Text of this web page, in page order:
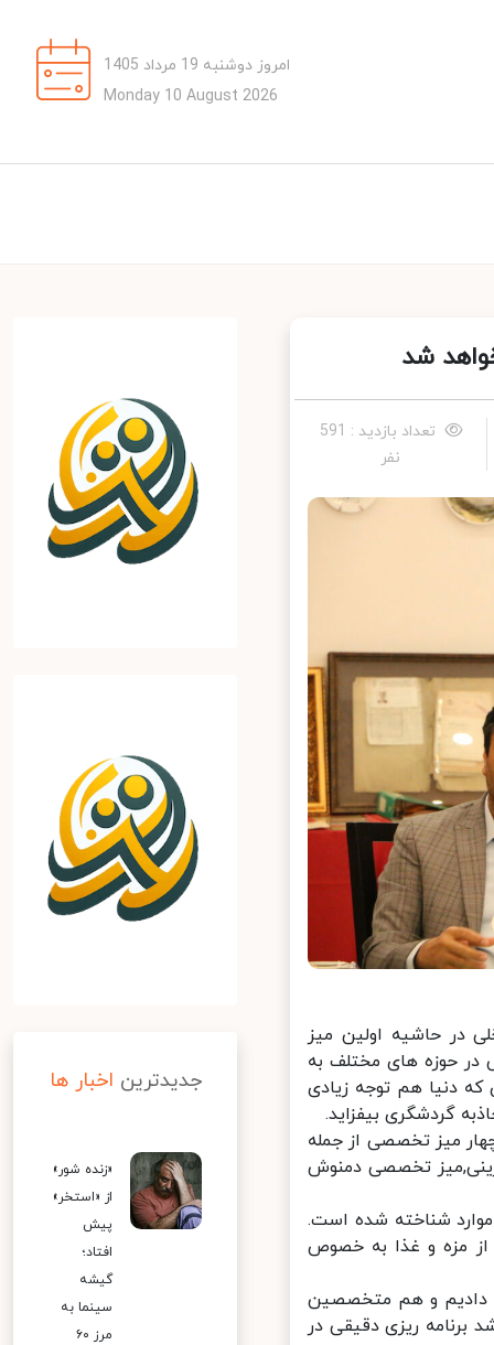
امروز دوشنبه 19 مرداد 1405
Monday 10 August 2026
شد
تعداد بازدید : 591
نفر
حاشیه اولین میز
حوزه های مختلف به
دنیا هم توجه زیادی
گردشگری بیفزاید.
میز تخصصی از جمله
تخصصی دمنوش
شناخته شده است.
مزه و غذا به خصوص
دادیم و هم متخصصین
ریزی دقیقی در
جدیدترین اخبار ها
«زنده شور»
از «استخر»
پیش
افتاد؛
گیشه
سینما به
مرز ۶۰